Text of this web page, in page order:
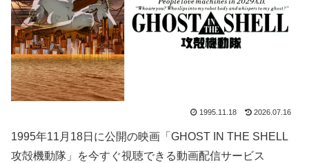
1995.11.18 2026.07.16
1995年11月18日に公開の映画「GHOST IN THE SHELL
攻殻機動隊」を今すぐ視聴できる動画配信サービス